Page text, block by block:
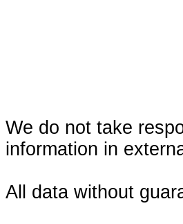
We do not take
information in
All data without